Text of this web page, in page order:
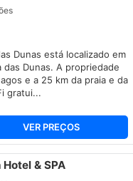
Dunas está localizado em
Dunas. A propriedade
e a 25 km da praia e da
gratui...
VER PREÇOS
& SPA